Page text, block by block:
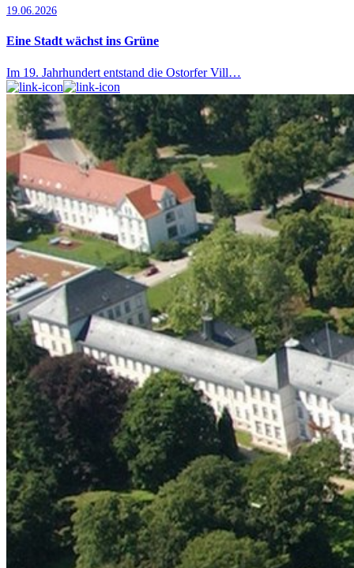
19.06.2026
Eine Stadt wächst ins Grüne
Im 19. Jahrhundert entstand die Ostorfer Vill…